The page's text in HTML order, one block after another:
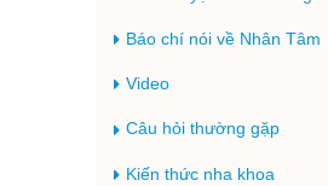
Báo chí nói về Nhân Tâm
Video
Câu hỏi thường gặp
Kiến thức nha khoa